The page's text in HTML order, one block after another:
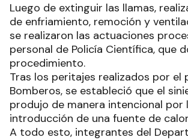
Luego de extinguir las llamas,
de enfriamiento, remoción y
se realizaron las actuaciones
personal de Policía Científica, que
procedimiento.
Tras los peritajes realizados por el
Bomberos, se estableció que el
produjo de manera intencional por
introducción de una fuente de
A todo esto, integrantes del